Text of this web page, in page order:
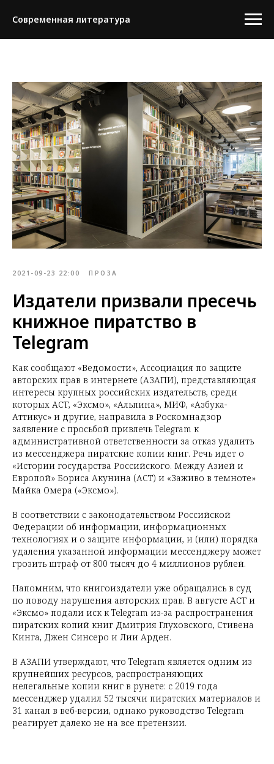
Современная литература
2021-09-23 22:00 ПРОЗА
Издатели призвали пресечь
книжное пиратство в
Telegram
Как сообщают «Ведомости», Ассоциация по защите
авторских прав в интернете (АЗАПИ), представляющая
интересы крупных российских издательств, среди
которых АСТ, «Эксмо», «Альпина», МИФ, «Азбука-
Аттикус» и другие, направила в Роскомнадзор
заявление с просьбой привлечь Telegram к
административной ответственности за отказ удалить
из мессенджера пиратские копии книг. Речь идет о
«Истории государства Российского. Между Азией и
Европой» Бориса Акунина (АСТ) и «Заживо в темноте»
Майка Омера («Эксмо»).
В соответствии с законодательством Российской
Федерации об информации, информационных
технологиях и о защите информации, и (или) порядка
удаления указанной информации мессенджеру может
грозить штраф от 800 тысяч до 4 миллионов рублей.
Напомним, что книгоиздатели уже обращались в суд
по поводу нарушения авторских прав. В августе АСТ и
«Эксмо» подали иск к Telegram из-за распространения
пиратских копий книг Дмитрия Глуховского, Стивена
Кинга, Джен Синсеро и Лии Арден.
В АЗАПИ утверждают, что Telegram является одним из
крупнейших ресурсов, распространяющих
нелегальные копии книг в рунете: с 2019 года
мессенджер удалил 52 тысячи пиратских материалов и
31 канал в веб-версии, однако руководство Telegram
реагирует далеко не на все претензии.